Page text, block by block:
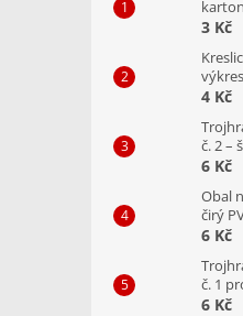
3 Kč
4 Kč
č. 2 –
6 Kč
Obal
čirý
6 Kč
č. 1
6 Kč